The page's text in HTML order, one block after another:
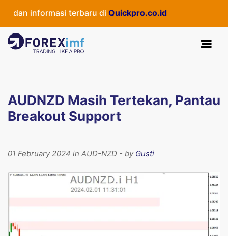
informasi terbaru di Quickpro.co.id
AUDNZD Masih Tertekan, Pantau
Breakout Support
01 February 2024 in AUD-NZD - by Gusti